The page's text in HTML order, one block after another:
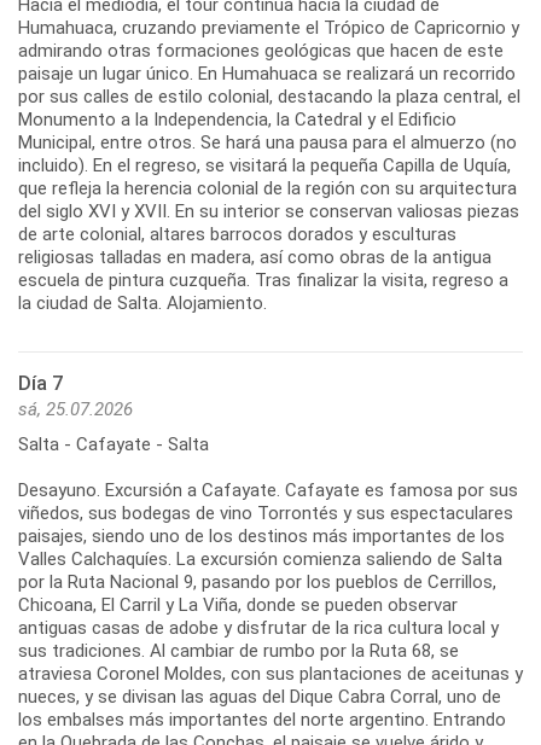
Humahuaca, cruzando previamente el Trópico de Capricornio y
admirando otras formaciones geológicas que hacen de este
paisaje un lugar único. En Humahuaca se realizará un recorrido
por sus calles de estilo colonial, destacando la plaza central, el
Monumento a la Independencia, la Catedral y el Edificio
Municipal, entre otros. Se hará una pausa para el almuerzo (no
incluido). En el regreso, se visitará la pequeña Capilla de Uquía,
que refleja la herencia colonial de la región con su arquitectura
del siglo XVI y XVII. En su interior se conservan valiosas piezas
de arte colonial, altares barrocos dorados y esculturas
religiosas talladas en madera, así como obras de la antigua
escuela de pintura cuzqueña. Tras finalizar la visita, regreso a
la ciudad de Salta. Alojamiento.
Día 7
sá, 25.07.2026
Salta - Cafayate - Salta
Desayuno. Excursión a Cafayate. Cafayate es famosa por sus
viñedos, sus bodegas de vino Torrontés y sus espectaculares
paisajes, siendo uno de los destinos más importantes de los
Valles Calchaquíes. La excursión comienza saliendo de Salta
por la Ruta Nacional 9, pasando por los pueblos de Cerrillos,
Chicoana, El Carril y La Viña, donde se pueden observar
antiguas casas de adobe y disfrutar de la rica cultura local y
sus tradiciones. Al cambiar de rumbo por la Ruta 68, se
atraviesa Coronel Moldes, con sus plantaciones de aceitunas y
nueces, y se divisan las aguas del Dique Cabra Corral, uno de
los embalses más importantes del norte argentino. Entrando